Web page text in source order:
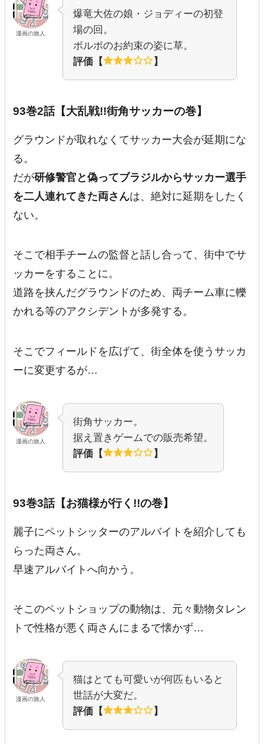
漫画の旅人
爆竜大佐の娘・ジョディーの初登
場の回。
ボルボのお約束の姿に草。
評価【
】
93巻2話【大乱戦!!街角サッカーの巻】
グラウンドが取れなくてサッカー大会が延期にな
る。
だが研修警官と偽ってブラジルからサッカー選手
を二人連れてきた両さんは、絶対に延期をしたく
ない。
そこで相手チームの監督と話し合って、街中でサ
ッカーをすることに。
道路を挟んだグラウンドのため、両チーム車に轢
かれる等のアクシデントが多発する。
そこでフィールドを広げて、街全体を使うサッカ
ーに変更するが…
漫画の旅人
街角サッカー。
据え置きゲームでの販売希望。
評価【
】
93巻3話【お猫様が行く!!の巻】
麗子にペットシッターのアルバイトを紹介しても
らった両さん。
早速アルバイトへ向かう。
そこのペットショップの動物は、元々動物タレン
トで性格が悪く両さんにまるで懐かず…
漫画の旅人
猫はとても可愛いが何匹もいると
世話が大変だ。
評価【
】